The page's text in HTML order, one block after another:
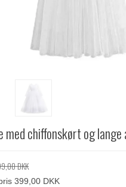
med chiffonskørt og
DKK
399,00 DKK